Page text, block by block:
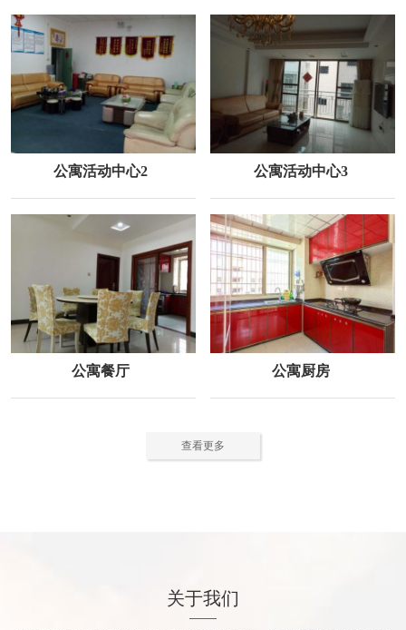
公寓活动中心2 公寓活动中心3
公寓餐厅 公寓厨房
查看更多
关于我们